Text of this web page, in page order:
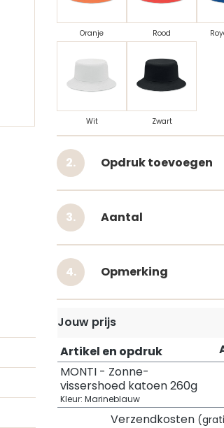
Oranje Rood
Wit Zwart
Opdruk toevoegen
Aantal
Opmerking
Jouw prijs
Artikel en opdruk
MONTI - Zonne-
vissershoed katoen 260g
Kleur: Marineblauw
Verzendkosten